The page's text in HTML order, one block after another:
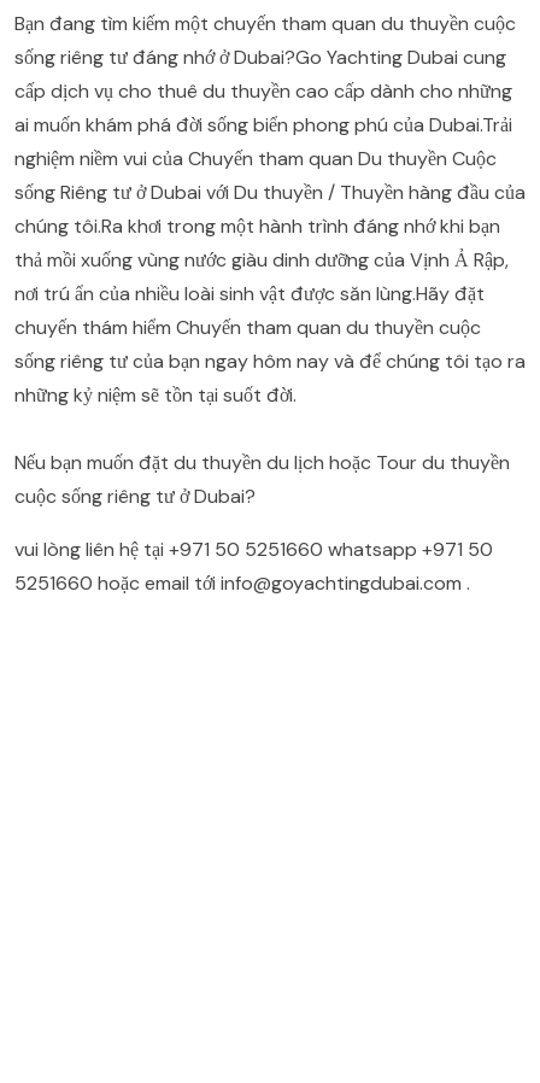
Bạn đang tìm kiếm một chuyến tham quan du thuyền cuộc
sống riêng tư đáng nhớ ở Dubai?Go Yachting Dubai cung
cấp dịch vụ cho thuê du thuyền cao cấp dành cho những
ai muốn khám phá đời sống biển phong phú của Dubai.Trải
nghiệm niềm vui của Chuyến tham quan Du thuyền Cuộc
sống Riêng tư ở Dubai với Du thuyền / Thuyền hàng đầu của
chúng tôi.Ra khơi trong một hành trình đáng nhớ khi bạn
thả mồi xuống vùng nước giàu dinh dưỡng của Vịnh Ả Rập,
nơi trú ẩn của nhiều loài sinh vật được săn lùng.Hãy đặt
chuyến thám hiểm Chuyến tham quan du thuyền cuộc
sống riêng tư của bạn ngay hôm nay và để chúng tôi tạo ra
những kỷ niệm sẽ tồn tại suốt đời.
Nếu bạn muốn đặt du thuyền du lịch hoặc Tour du thuyền
cuộc sống riêng tư ở Dubai?
vui lòng liên hệ tại +971 50 5251660 whatsapp +971 50
5251660 hoặc email tới info@goyachtingdubai.com .